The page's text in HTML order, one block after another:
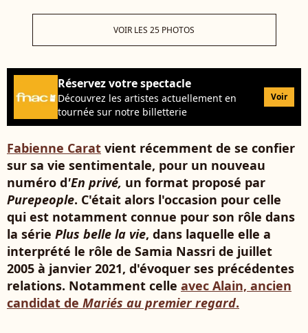
VOIR LES 25 PHOTOS
Réservez votre spectacle
Découvrez les artistes actuellement en
tournée sur notre billetterie
Voir
Fabienne Carat vient récemment de se confier
sur sa vie sentimentale, pour un nouveau
numéro d'En privé, un format proposé par
Purepeople. C'était alors l'occasion pour celle
qui est notamment connue pour son rôle dans
la série Plus belle la vie, dans laquelle elle a
interprété le rôle de Samia Nassri de juillet
2005 à janvier 2021, d'évoquer ses précédentes
relations. Notamment celle avec Alain, ancien
candidat de Mariés au premier regard.